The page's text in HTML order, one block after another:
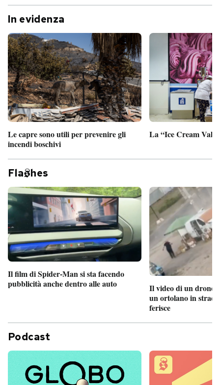
In evidenza
Le capre sono utili per prevenire gli
incendi boschivi
La “Ice Cream
Fla hes
Il film di Spider-Man si sta facendo
pubblicità anche dentro alle auto
Il video di un drone
un ortolano in
ferisce
Podcast